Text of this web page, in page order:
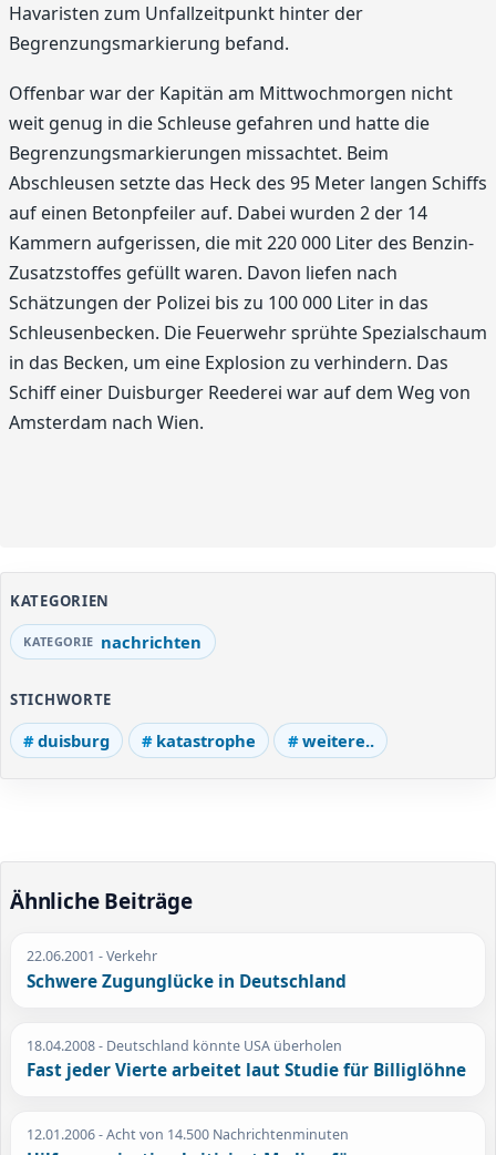
Havaristen zum Unfallzeitpunkt hinter der
Begrenzungsmarkierung befand.
Offenbar war der Kapitän am Mittwochmorgen nicht
weit genug in die Schleuse gefahren und hatte die
Begrenzungsmarkierungen missachtet. Beim
Abschleusen setzte das Heck des 95 Meter langen Schiffs
auf einen Betonpfeiler auf. Dabei wurden 2 der 14
Kammern aufgerissen, die mit 220 000 Liter des Benzin-
Zusatzstoffes gefüllt waren. Davon liefen nach
Schätzungen der Polizei bis zu 100 000 Liter in das
Schleusenbecken. Die Feuerwehr sprühte Spezialschaum
in das Becken, um eine Explosion zu verhindern. Das
Schiff einer Duisburger Reederei war auf dem Weg von
Amsterdam nach Wien.
KATEGORIEN
nachrichten
STICHWORTE
duisburg katastrophe weitere..
Ähnliche Beiträge
22.06.2001 - Verkehr
Schwere Zugunglücke in Deutschland
18.04.2008- Deutschland könnte USA überholen
Fast jeder Vierte arbeitet laut Studie für Billiglöhne
12.01.2006- Acht von 14.500 Nachrichtenminuten